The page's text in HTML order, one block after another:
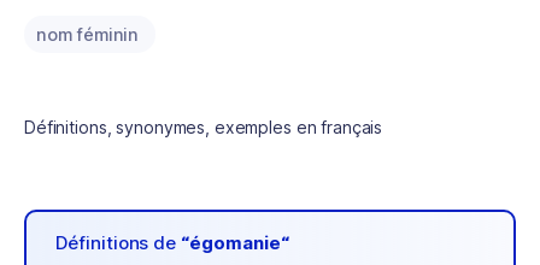
nom féminin
Définitions, synonymes, exemples en français
Définitions de “égomanie“